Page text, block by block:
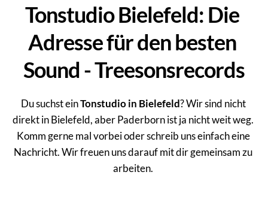
Tonstudio Bielefeld: Die
Adresse für den besten
Sound - Treesonsrecords
Du suchst ein Tonstudio in Bielefeld? Wir sind nicht
direkt in Bielefeld, aber Paderborn ist ja nicht weit weg.
Komm gerne mal vorbei oder schreib uns einfach eine
Nachricht. Wir freuen uns darauf mit dir gemeinsam zu
arbeiten.